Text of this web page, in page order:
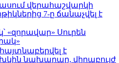
վերահաշվարկի
7-ը ճանաչվել է
Սուրեն
է
նախարար, վիրաբույժ